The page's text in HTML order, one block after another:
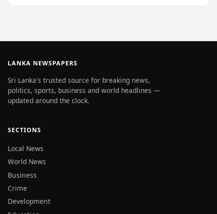
LANKA NEWSPAPERS
Sri Lanka's trusted source for breaking news,
politics, sports, business and world headlines —
updated around the clock.
SECTIONS
Local News
World News
Business
Crime
Development